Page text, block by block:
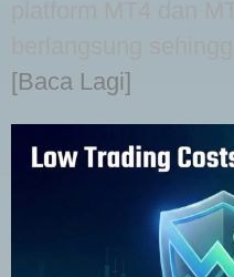
[Baca Lagi]